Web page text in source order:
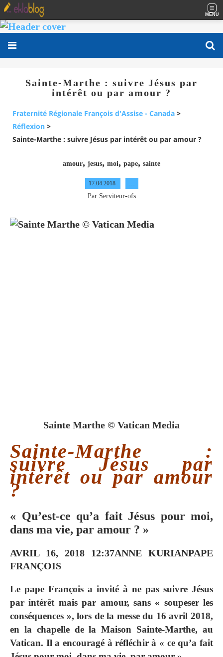
MENU
Sainte-Marthe : suivre Jésus par
intérêt ou par amour ?
Fraternité Régionale François d'Assise - Canada >
Réflexion >
Sainte-Marthe : suivre Jésus par intérêt ou par amour ?
amour, jesus, moi, pape, sainte
17.04.2018
Par Serviteur-ofs
Sainte Marthe © Vatican Media
Sainte-Marthe :
suivre Jésus par
intérêt ou par amour
?
« Qu’est-ce qu’a fait Jésus pour moi,
dans ma vie, par amour ? »
AVRIL 16, 2018 12:37ANNE KURIANPAPE
FRANÇOIS
Le pape François a invité à ne pas suivre Jésus
par intérêt mais par amour, sans « soupeser les
conséquences », lors de la messe du 16 avril 2018,
en la chapelle de la Maison Sainte-Marthe, au
Vatican. Il a encouragé à réfléchir à « ce qu’a fait